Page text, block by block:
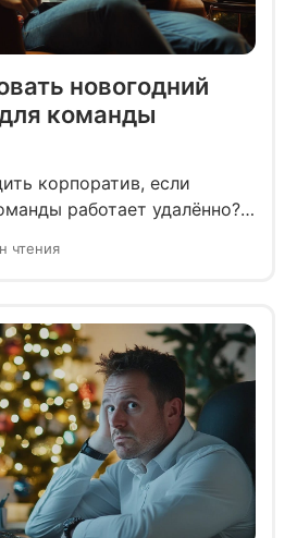
новогодний
команды
корпоратив, если
работает удалённо?
чтения